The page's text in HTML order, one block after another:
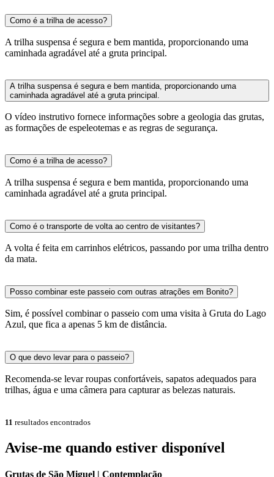
Como é a trilha de acesso?
A trilha suspensa é segura e bem mantida, proporcionando uma
caminhada agradável até a gruta principal.
A trilha suspensa é segura e bem mantida, proporcionando uma
caminhada agradável até a gruta principal.
O vídeo instrutivo fornece informações sobre a geologia das grutas,
as formações de espeleotemas e as regras de segurança.
Como é a trilha de acesso?
A trilha suspensa é segura e bem mantida, proporcionando uma
caminhada agradável até a gruta principal.
Como é o transporte de volta ao centro de visitantes?
A volta é feita em carrinhos elétricos, passando por uma trilha dentro
da mata.
Posso combinar este passeio com outras atrações em Bonito?
Sim, é possível combinar o passeio com uma visita à Gruta do Lago
Azul, que fica a apenas 5 km de distância.
O que devo levar para o passeio?
Recomenda-se levar roupas confortáveis, sapatos adequados para
trilhas, água e uma câmera para capturar as belezas naturais.
11 resultados encontrados
Avise-me quando estiver disponível
Grutas de São Miguel | Contemplação